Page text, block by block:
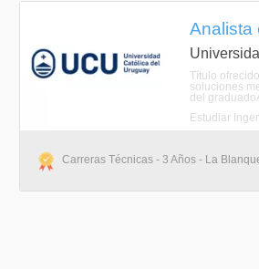
Analista
Título
soluciones
del
Estudiar
Carreras Técnicas - 3 Años - La